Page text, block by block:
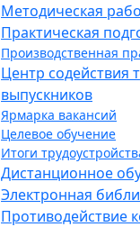
Методическая
Практическая
Производственная
Центр содействия
выпускников
Ярмарка вакансий
Целевое обучение
Итоги
Дистанционное
Электронная
Противодействие